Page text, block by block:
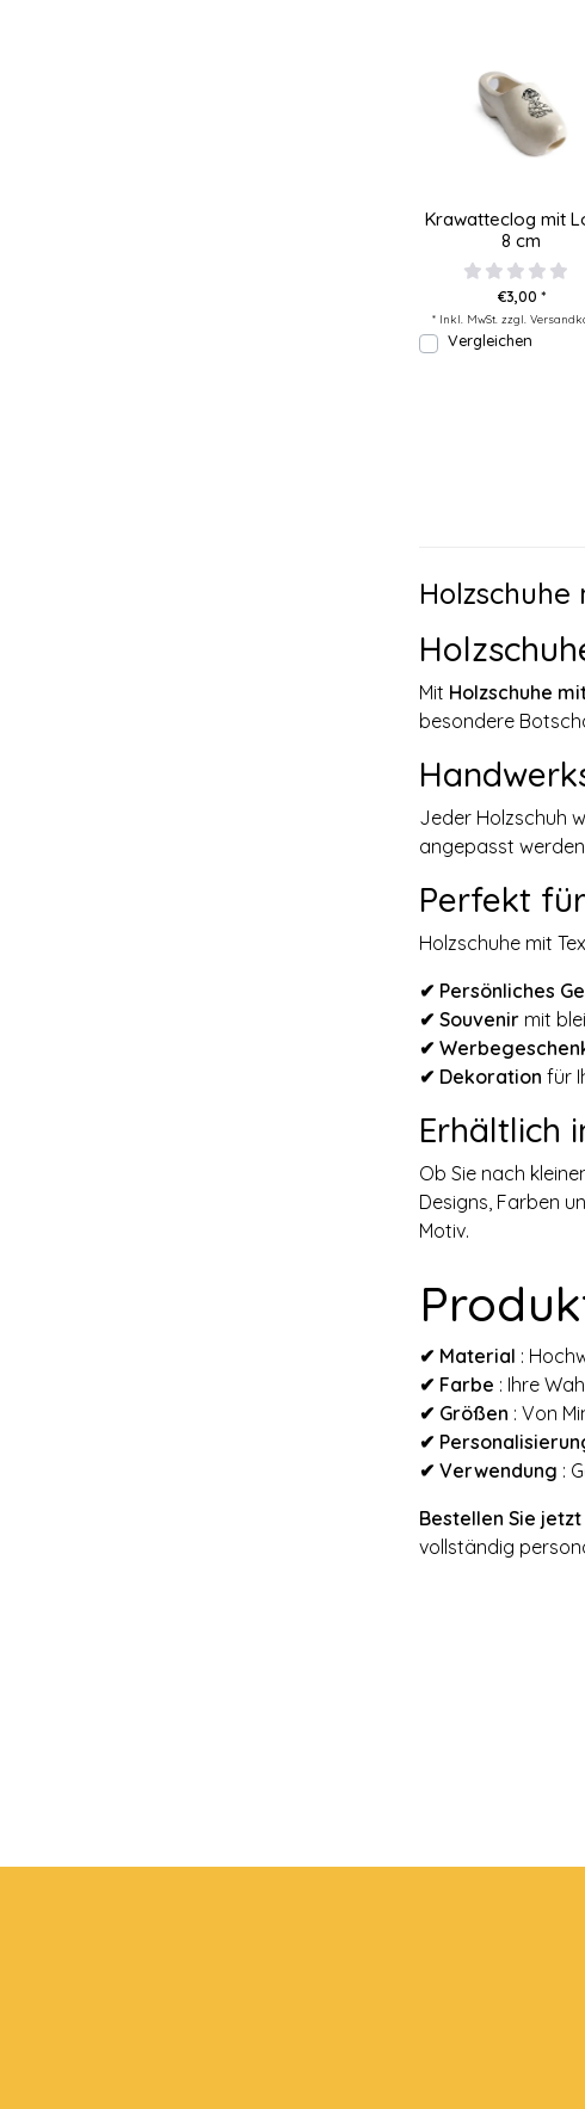
Krawatteclog mit
8 cm
€3,00 *
* Inkl. MwSt. zzgl.
Vergleichen
Mit Holzschuhe
besondere
Jeder Holzschuh
angepasst
Perfekt
Holzschuhe mit
✔ Persönliches
✔ Souvenir mit
✔
✔ Dekoration für
Erhältlich
Ob Sie nach
Designs, Farben
Motiv.
✔ Material :
✔ Farbe : Ihre
✔ Größen : Von
✔
✔ Verwendung :
Bestellen Sie
vollständig